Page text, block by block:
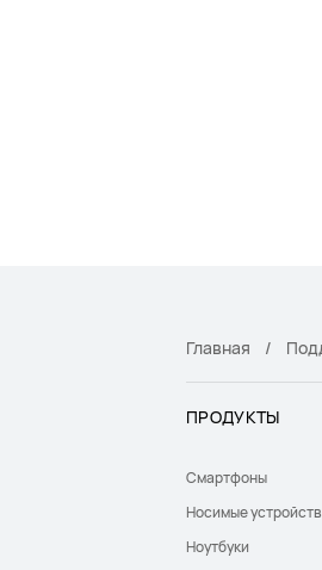
Главная
ПРОДУКТЫ
Смартфоны
Носимые
Ноутбуки